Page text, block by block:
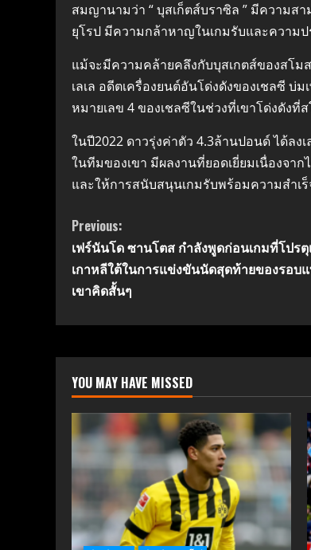
สมญานามว่า “ บุสเก็ตส์บราซิล ” มีความส
ยุโรป มีความกล้าหาญในเกมรับและความ
แม้จะมีความคล้ายคลึงกับบุสเกตส์ของสโ
เลเล อดีตเครื่องยนต์อันโด่งดังของเชลซี บ่
หมายเลข 4 ของเชลซีในช่วงที่เขาโด่งดังที่
ในปี2022 ดาวรุ่งค่าตัว 4.3ล้านปอนด์ ได้ล
ในทีมของเขา มีผลงานที่ยอดเยี่ยมเนื่องจา
และให้การสนับสนุนเกมรับพร้อมความสำเ
Continue
Reading
Previous:
เฟร์นันโด ซานโตส กำลังพูดก่อนเกมที่โปร
เกาหลีใต้ในการแข่งขันนัดสุดท้ายของรอบ
เขาคิดสั้นๆ
YOU MAY HAVE MISSED